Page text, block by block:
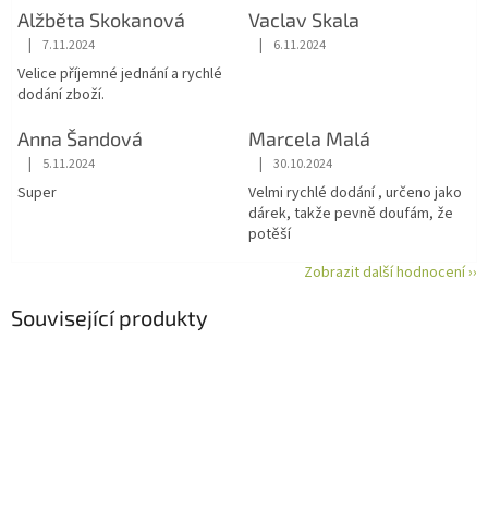
Alžběta Skokanová
Hodnocení obchodu je 5 z 5 hvězdiček.
| 7.11.2024
Velice příjemné jednání a rychlé
dodání zboží.
Vaclav Skala
Hodnocení obchodu je 5 z 5
| 6.11.2024
Anna Šandová
Hodnocení obchodu je 5 z 5 hvězdiček.
| 5.11.2024
Super
Marcela Malá
Hodnocení obchodu je 5 z 5
| 30.10.2024
Velmi rychlé dodání , určeno jako
dárek, takže pevně doufám, že
potěší
Zobrazit další hodnocení ››
Související produkty